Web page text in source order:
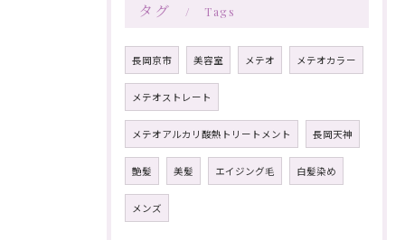
タグ Tags
長岡京市 美容室 メテオ メテオカラー
メテオストレート
メテオアルカリ酸熱トリートメント 長岡天神
艶髪 美髪 エイジング毛 白髪染め
メンズ